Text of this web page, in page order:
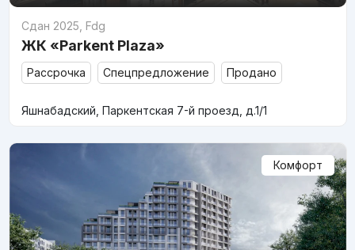
Сдан 2025 Fdg
ЖК «Parkent Plaza»
Рассрочка Спецпредложение Продано
Яшнабадский, Паркентская 7-й проезд, д.1/1
Комфорт